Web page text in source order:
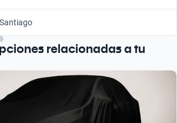
relacionadas a tu